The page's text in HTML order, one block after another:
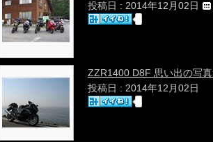
投稿日 : 2014年12月02日
ZZR1400 D8F 思い出の写
投稿日 : 2014年12月02日